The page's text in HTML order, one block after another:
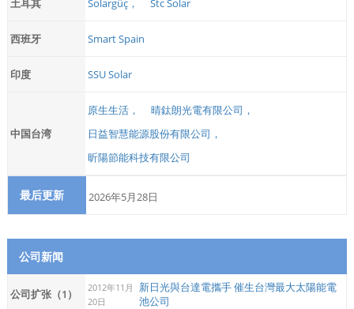
土耳其 Solargüç， Stc Solar
西班牙 Smart Spain
印度 SSU Solar
中国台湾
原生生活，
晴鈦朗光電有限公司，
日益智慧能源股份有限公司，
昕陽節能科技有限公司
最后更新 2026年5月28日
公司新闻
公司扩张（1）
2012年11月
20日
新日光與台達電攜手 催生台灣最大太陽能電
池公司